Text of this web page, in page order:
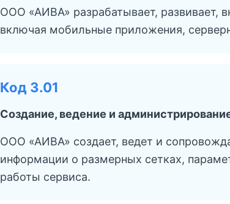
ООО «АИВА» разрабатывает, развивает,
включая мобильные приложения,
Код 3.01
Создание, ведение и
ООО «АИВА» создает, ведет и
информации о размерных сетках,
работы сервиса.